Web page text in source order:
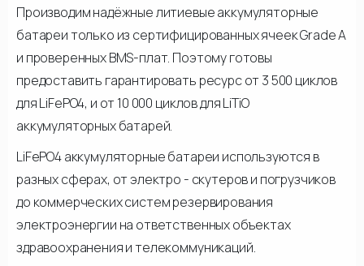
Производим надёжные литиевые аккумуляторные
батареи только из сертифицированных ячеек Grade A
и проверенных BMS-плат. Поэтому готовы
предоставить гарантировать ресурс от 3 500 циклов
для LiFePO4, и от 10 000 циклов для LiTiO
аккумуляторных батарей.
LiFePO4 аккумуляторные батареи используются в
разных сферах, от электро - скутеров и погрузчиков
до коммерческих систем резервирования
электроэнергии на ответственных объектах
здравоохранения и телекоммуникаций.